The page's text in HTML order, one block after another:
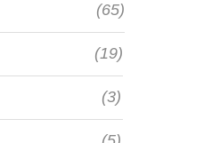
(65)
(19)
(3)